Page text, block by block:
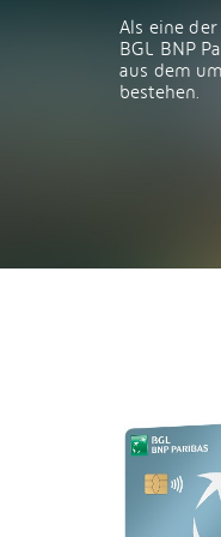
Als eine
BGL BNP
aus dem
bestehen.